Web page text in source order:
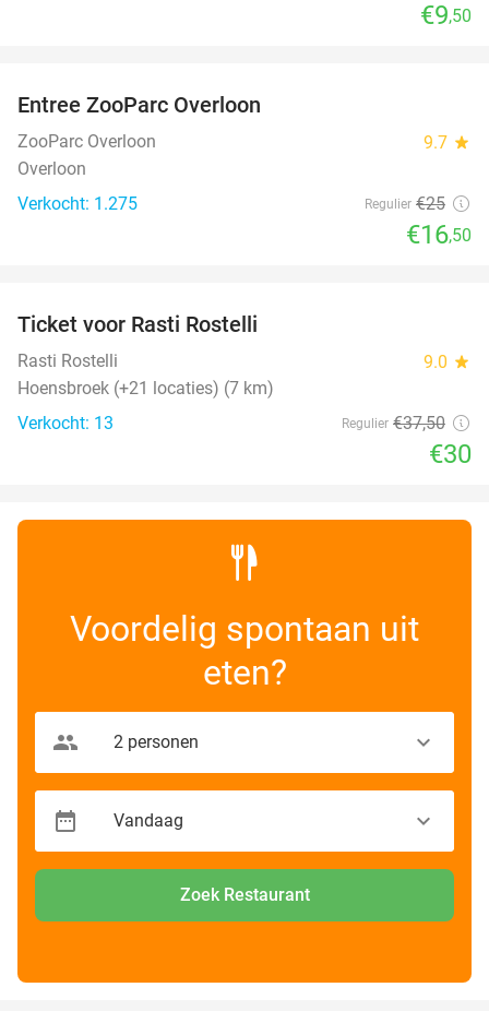
€9,50
Entree ZooParc Overloon
ZooParc Overloon 9.7 star
Overloon
Verkocht: 1.275
Regulier €25
€16,50
TODAY
Ticket voor Rasti Rostelli
Rasti Rostelli 9.0 star
Hoensbroek (+21 locaties) (7 km)
Verkocht: 13
Regulier €37,50
€30
Voordelig spontaan uit
eten?
Zoek Restaurant